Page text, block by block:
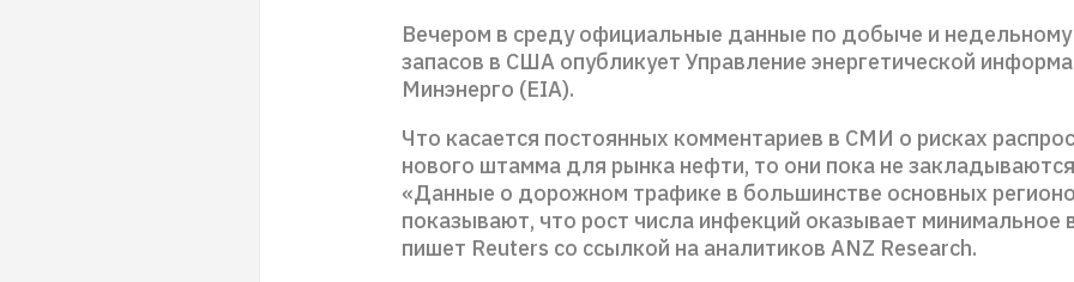
Вечером в среду официальные данные по добыче и
запасов в США опубликует Управление энергетической
Минэнерго (EIA).
Что касается постоянных комментариев в СМИ о рисках
нового штамма для рынка нефти, то они пока не
«Данные о дорожном трафике в большинстве основных
показывают, что рост числа инфекций оказывает минимальное
пишет Reuters со ссылкой на аналитиков ANZ Research.